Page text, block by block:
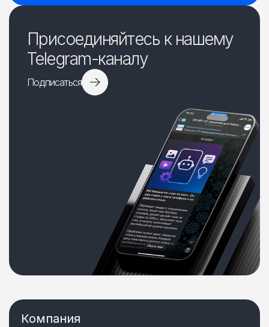
Присоединяйтесь к нашему
Telegram-каналу
Подписаться
Компания